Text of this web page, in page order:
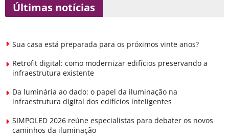
Últimas notícias
Sua casa está preparada para os próximos vinte anos?
Retrofit digital: como modernizar edifícios preservando a
infraestrutura existente
Da luminária ao dado: o papel da iluminação na
infraestrutura digital dos edifícios inteligentes
SIMPOLED 2026 reúne especialistas para debater os novos
caminhos da iluminação